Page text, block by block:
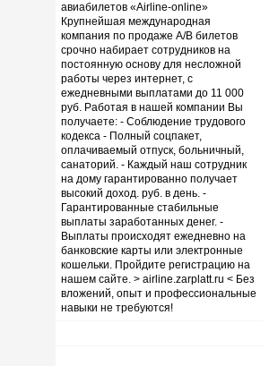
авиабилетов «Airline-online»
Крупнейшая международная
компания по продаже А/В билетов
срочно набирает сотрудников на
постоянную основу для несложной
работы через интернет, с
ежедневными выплатами до 11 000
руб. Работая в нашей компании Вы
получаете: - Соблюдение трудового
кодекса - Полный соцпакет,
оплачиваемый отпуск, больничный,
санаторий. - Каждый наш сотрудник
на дому гарантированно получает
высокий доход. руб. в день. -
Гарантированные стабильные
выплаты заработанных денег. -
Выплаты происходят ежедневно на
банковские карты или электронные
кошельки. Пройдите регистрацию на
нашем сайте. > airline.zarplatt.ru < Без
вложений, опыт и профессиональные
навыки не требуются!